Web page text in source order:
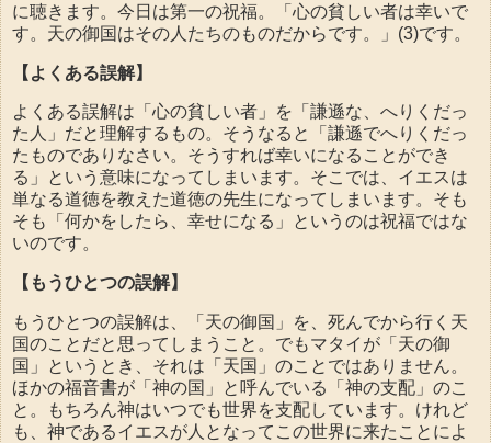
に聴きます。今日は第一の祝福。「心の貧しい者は幸いで
す。天の御国はその人たちのものだからです。」(3)です。
【よくある誤解】
よくある誤解は「心の貧しい者」を「謙遜な、へりくだっ
た人」だと理解するもの。そうなると「謙遜でへりくだっ
たものでありなさい。そうすれば幸いになることができ
る」という意味になってしまいます。そこでは、イエスは
単なる道徳を教えた道徳の先生になってしまいます。そも
そも「何かをしたら、幸せになる」というのは祝福ではな
いのです。
【もうひとつの誤解】
もうひとつの誤解は、「天の御国」を、死んでから行く天
国のことだと思ってしまうこと。でもマタイが「天の御
国」というとき、それは「天国」のことではありません。
ほかの福音書が「神の国」と呼んでいる「神の支配」のこ
と。もちろん神はいつでも世界を支配しています。けれど
も、神であるイエスが人となってこの世界に来たことによ